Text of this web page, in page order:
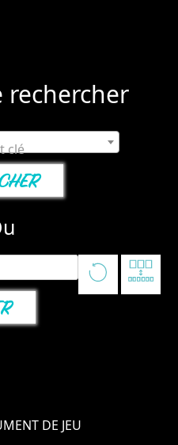
rechercher
clé
DE JEU